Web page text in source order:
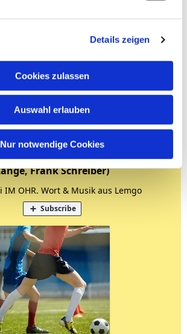
Details zeigen
Cookies zulassen
Auswahl erlauben
Nur notwendige Cookies